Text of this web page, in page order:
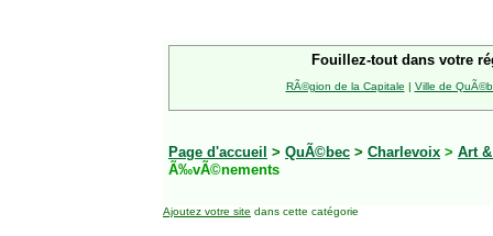
Fouillez-tout dans votre
RÃ©gion de la Capitale | Ville de
Page d'accueil > QuÃ©bec > Charlevoix > Art
Ã‰vÃ©nements
Ajoutez votre site dans cette catégorie